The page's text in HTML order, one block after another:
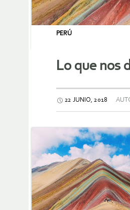
PERÚ
Lo que nos
22 JUNIO, 2018